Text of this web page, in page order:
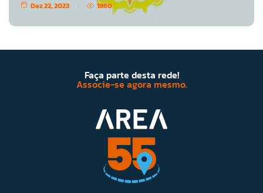
Dez 22, 2023 1860
Faça parte desta rede!
Associe-se agora mesmo.